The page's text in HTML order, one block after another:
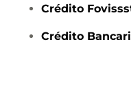
Crédito
Crédito